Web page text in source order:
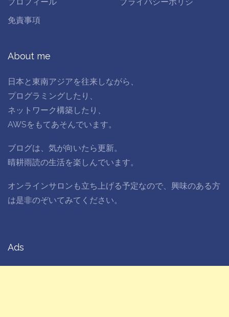
免責事項
About me
日本と東南アジアを往来しながら、
プログラミングしたり、
ネットワーク構築したり、
AWSをもてあそんでいます。
ブログは、気が向いたら更新。
晴耕雨読の生活を楽しんでいます。
オンラインサロンも立ち上げる予定なので、興味のある方
は是非のぞいてみてください。
Ads